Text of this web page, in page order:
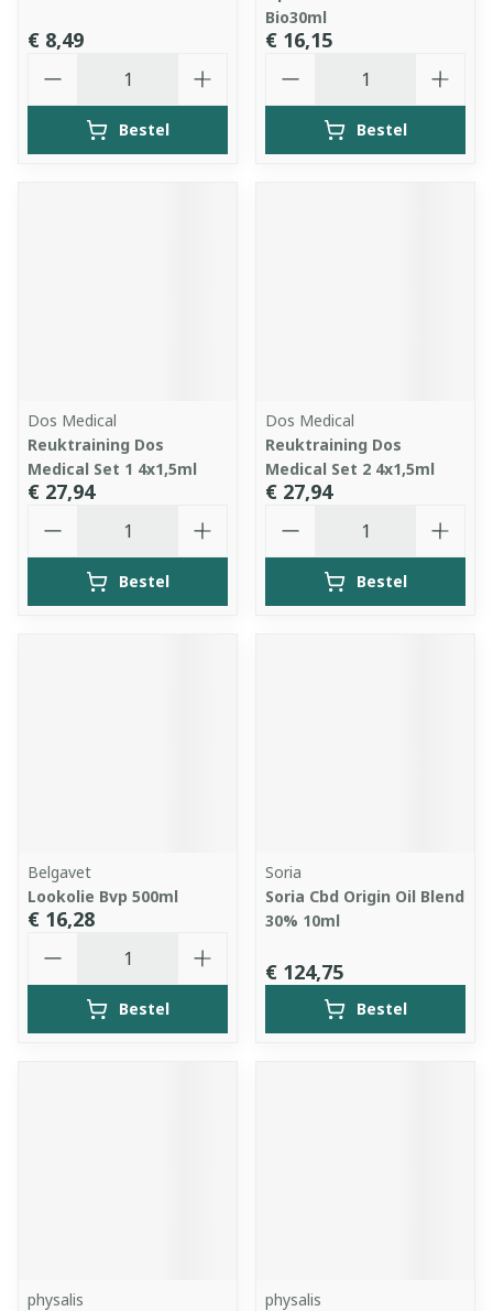
€ 8,49
Bestel
Bio30ml
€ 16,15
Bestel
Dos Medical
Reuktraining Dos
Medical Set 1 4x1,5ml
€ 27,94
Bestel
Dos Medical
Reuktraining Dos
Medical Set 2 4x1,5ml
€ 27,94
Bestel
Belgavet
Lookolie Bvp 500ml
€ 16,28
Bestel
Soria
Soria Cbd Origin Oil Blend
30% 10ml
€ 124,75
Bestel
physalis
physalis